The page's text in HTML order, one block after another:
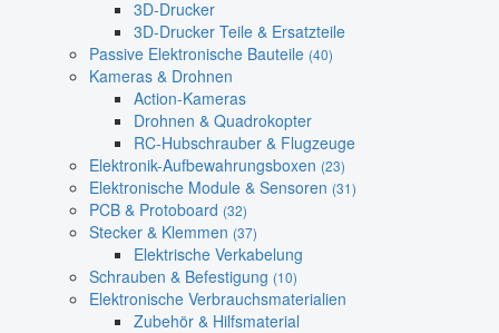
3D-Drucker
3D-Drucker Teile & Ersatzteile
Passive Elektronische Bauteile (40)
Kameras & Drohnen
Action-Kameras
Drohnen & Quadrokopter
RC-Hubschrauber & Flugzeuge
Elektronik-Aufbewahrungsboxen (23)
Elektronische Module & Sensoren (31)
PCB & Protoboard (32)
Stecker & Klemmen (37)
Elektrische Verkabelung
Schrauben & Befestigung (10)
Elektronische Verbrauchsmaterialien
Zubehör & Hilfsmaterial